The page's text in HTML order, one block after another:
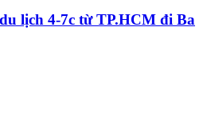
lịch 4-7c từ TP.HCM đi Ba